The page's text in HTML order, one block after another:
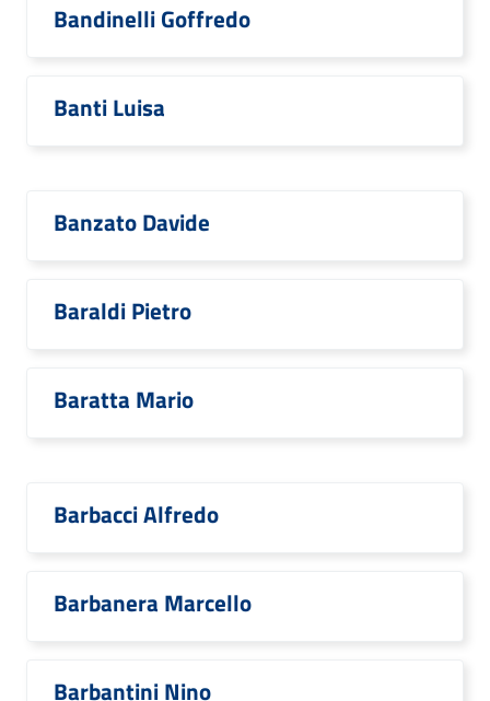
Bandinelli Goffredo
Banti Luisa
Banzato Davide
Baraldi Pietro
Baratta Mario
Barbacci Alfredo
Barbanera Marcello
Barbantini Nino